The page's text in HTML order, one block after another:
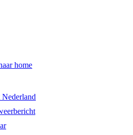
home